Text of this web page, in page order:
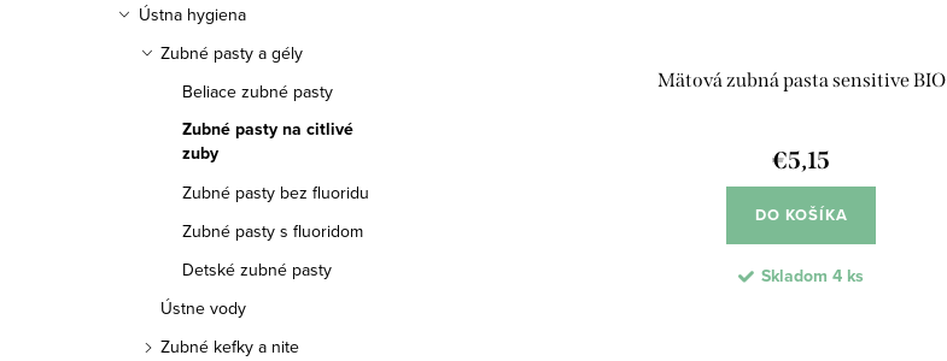
Ústna hygiena
Zubné pasty a gély
Beliace zubné pasty
Zubné pasty na citlivé
zuby
Zubné pasty bez fluoridu
Zubné pasty s fluoridom
Detské zubné pasty
Ústne vody
Zubné kefky a nite
Mätová zubná pasta sensitive BIO
€5,15
DO KOŠÍKA
Skladom4 ks